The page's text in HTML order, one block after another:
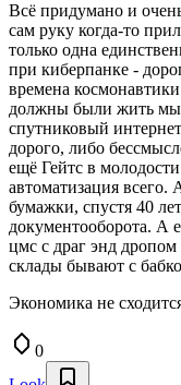
Всё придумано и
сам руку когда-то
только одна
при киберпанке -
времена
должны были жить мы
спутниковый
дорого, либо
ещё Гейтс в
автоматизация всего.
бумажки, спустя 40
документооборота. А
цмс с драг энд
склады бывают с
Экономика не
0